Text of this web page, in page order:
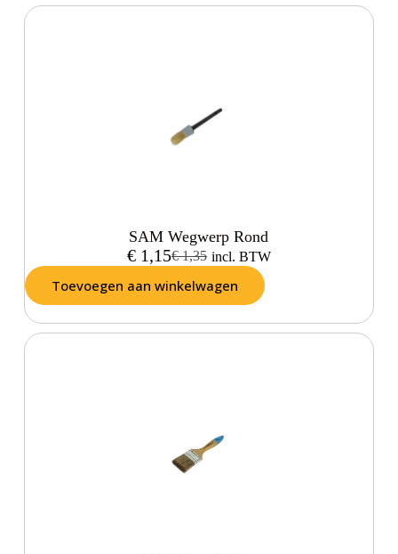
SAM Wegwerp Rond
€1,35
€1,15 incl. BTW
Toevoegen aan winkelwagen